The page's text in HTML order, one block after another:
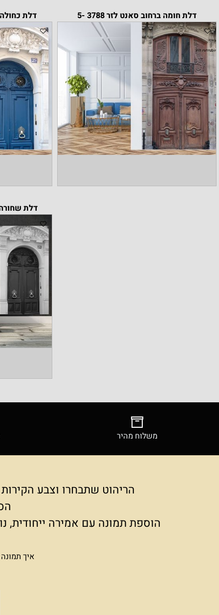
חומה ברחוב סאנט לזר 3788 -5 דלת כחולה ברחוב
דלת שחורה ברחוב
הריהוט שתבחרו וצבע הקירות
הוספת תמונה עם אמירה ייחודית,